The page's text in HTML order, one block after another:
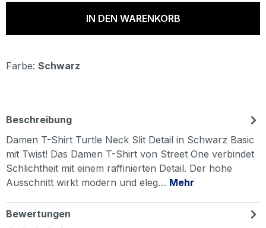
IN DEN WARENKORB
Farbe: Schwarz
Beschreibung
Damen T-Shirt Turtle Neck Slit Detail in Schwarz Basic
mit Twist! Das Damen T-Shirt von Street One verbindet
Schlichtheit mit einem raffinierten Detail. Der hohe
Ausschnitt wirkt modern und eleg… Mehr
Bewertungen